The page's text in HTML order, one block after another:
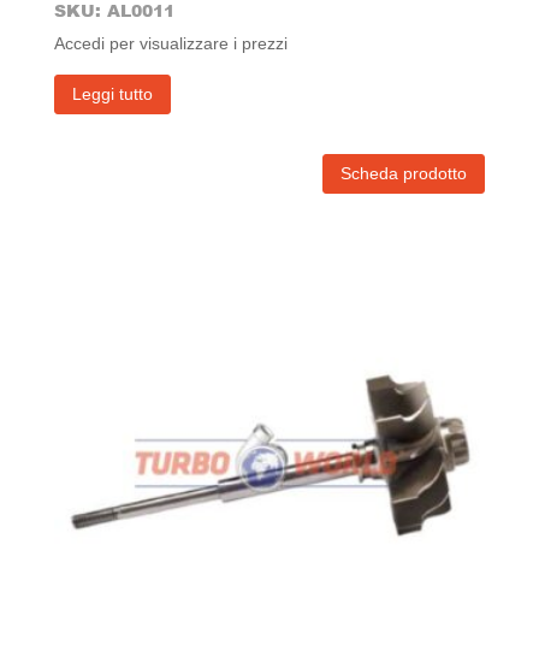
SKU: AL0011
Accedi per visualizzare i prezzi
Scheda prodotto
Leggi tutto